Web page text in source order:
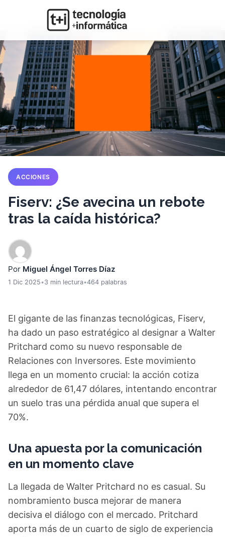
ACCIONES
Fiserv: ¿Se avecina un rebote
tras la caída histórica?
Por Miguel Ángel Torres Díaz
1 Dic 2025•3 min lectura•464 palabras
El gigante de las finanzas tecnológicas, Fiserv,
ha dado un paso estratégico al designar a Walter
Pritchard como su nuevo responsable de
Relaciones con Inversores. Este movimiento
llega en un momento crucial: la acción cotiza
alrededor de 61,47 dólares, intentando encontrar
un suelo tras una pérdida anual que supera el
70%.
Una apuesta por la comunicación
en un momento clave
La llegada de Walter Pritchard no es casual. Su
nombramiento busca mejorar de manera
decisiva el diálogo con el mercado. Pritchard
aporta más de un cuarto de siglo de experiencia